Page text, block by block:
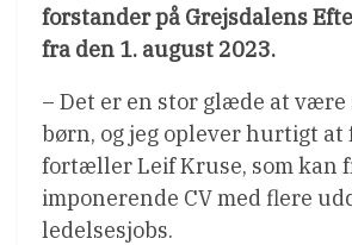
forstander på Grejsdalens
fra den 1. august 2023.
– Det er en stor glæde at være
børn, og jeg oplever hurtigt at
fortæller Leif Kruse, som kan
imponerende CV med flere
ledelsesjobs.